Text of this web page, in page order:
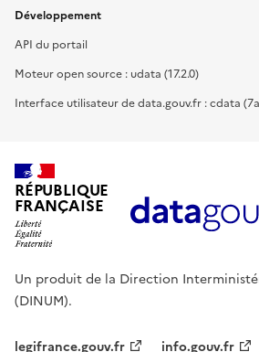
Développement
API du portail
Moteur open source : udata (17.2.0)
Interface utilisateur de data.gouv.fr : cdata
RÉPUBLIQUE
FRANÇAISE
Un produit de la Direction
(DINUM).
legifrance.gouv.fr info.gouv.fr